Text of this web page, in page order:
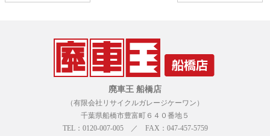
廃車王 船橋店
（有限会社リサイクルガレージケーワン）
千葉県船橋市豊富町６４０番地５
TEL：0120-007-005 ／ FAX：047-457-5759